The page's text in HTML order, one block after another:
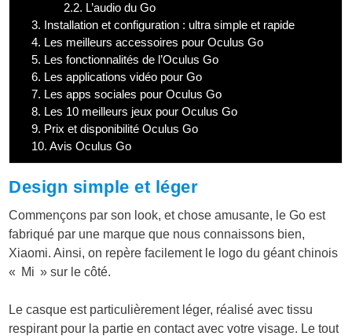
2.2. L’audio du Go
3. Installation et configuration : ultra simple et rapide
4. Les meilleurs accessoires pour Oculus Go
5. Les fonctionnalités de l’Oculus Go
6. Les applications vidéo pour Go
7. Les apps sociales pour Oculus Go
8. Les 10 meilleurs jeux pour Oculus Go
9. Prix et disponibilité Oculus Go
10. Avis Oculus Go
Design simple et léger
Commençons par son look, et chose amusante, le Go est
fabriqué par une marque que nous connaissons bien,
Xiaomi. Ainsi, on repère facilement le logo du géant chinois
« Mi » sur le côté.
Le casque est particulièrement léger, réalisé avec tissu
respirant pour la partie en contact avec votre visage. Le tout